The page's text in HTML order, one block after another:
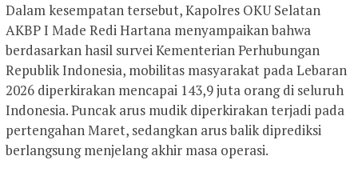
Dalam kesempatan tersebut, Kapolres OKU Selatan
AKBP I Made Redi Hartana menyampaikan bahwa
berdasarkan hasil survei Kementerian Perhubungan
Republik Indonesia, mobilitas masyarakat pada Lebaran
2026 diperkirakan mencapai 143,9 juta orang di seluruh
Indonesia. Puncak arus mudik diperkirakan terjadi pada
pertengahan Maret, sedangkan arus balik diprediksi
berlangsung menjelang akhir masa operasi.